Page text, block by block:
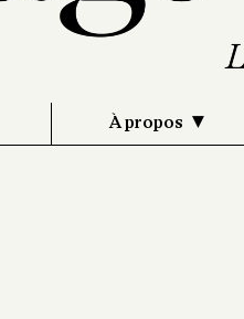
À propos